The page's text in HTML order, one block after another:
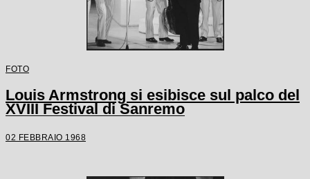
FOTO
Louis Armstrong si esibisce sul palco del
XVIII Festival di Sanremo
02 FEBBRAIO 1968